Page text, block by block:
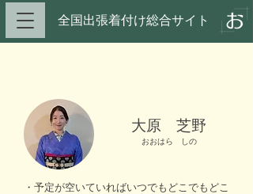
全国出張着付け総合サイト​
大原 芝野
おおはら しの
・予定が空いていればいつでもどこでもどこ